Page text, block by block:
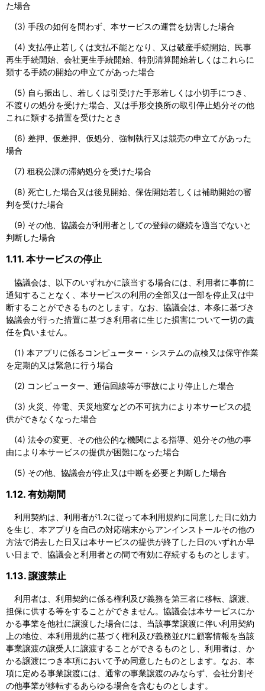
た場合
(3) 手段の如何を問わず、本サービスの運営を妨害した場合
(4) 支払停止若しくは支払不能となり、又は破産手続開始、民事
再生手続開始、会社更生手続開始、特別清算開始若しくはこれらに
類する手続の開始の申立てがあった場合
(5) 自ら振出し、若しくは引受けた手形若しくは小切手につき、
不渡りの処分を受けた場合、又は手形交換所の取引停止処分その他
これに類する措置を受けたとき
(6) 差押、仮差押、仮処分、強制執行又は競売の申立てがあった
場合
(7) 租税公課の滞納処分を受けた場合
(8) 死亡した場合又は後見開始、保佐開始若しくは補助開始の審
判を受けた場合
(9) その他、協議会が利用者としての登録の継続を適当でないと
判断した場合
1.11. 本サービスの停止
協議会は、以下のいずれかに該当する場合には、利用者に事前に
通知することなく、本サービスの利用の全部又は一部を停止又は中
断することができるものとします。なお、協議会は、本条に基づき
協議会が行った措置に基づき利用者に生じた損害について一切の責
任を負いません。
(1) 本アプリに係るコンピューター・システムの点検又は保守作業
を定期的又は緊急に行う場合
(2) コンピューター、通信回線等が事故により停止した場合
(3) 火災、停電、天災地変などの不可抗力により本サービスの提
供ができなくなった場合
(4) 法令の変更、その他公的な機関による指導、処分その他の事
由により本サービスの提供が困難になった場合
(5) その他、協議会が停止又は中断を必要と判断した場合
1.12. 有効期間
利用契約は、利用者が1.2に従って本利用規約に同意した日に効力
を生じ、本アプリを自己の対応端末からアンインストールその他の
方法で消去した日又は本サービスの提供が終了した日のいずれか早
い日まで、協議会と利用者との間で有効に存続するものとします。
1.13. 譲渡禁止
利用者は、利用契約に係る権利及び義務を第三者に移転、譲渡、
担保に供する等をすることができません。協議会は本サービスにか
かる事業を他社に譲渡した場合には、当該事業譲渡に伴い利用契約
上の地位、本利用規約に基づく権利及び義務並びに顧客情報を当該
事業譲渡の譲受人に譲渡することができるものとし、利用者は、か
かる譲渡につき本項において予め同意したものとします。なお、本
項に定める事業譲渡には、通常の事業譲渡のみならず、会社分割そ
の他事業が移転するあらゆる場合を含むものとします。